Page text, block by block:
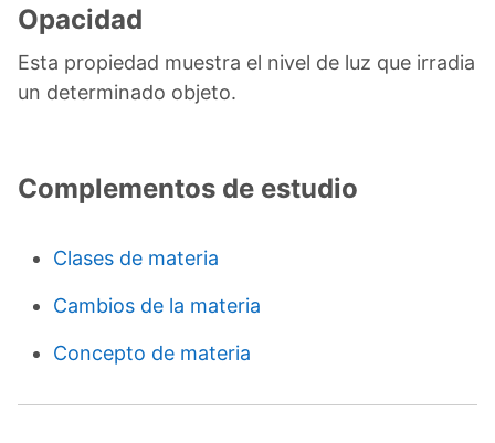
Opacidad
Esta propiedad muestra el nivel de luz que irradia
un determinado objeto.
Complementos de estudio
Clases de materia
Cambios de la materia
Concepto de materia